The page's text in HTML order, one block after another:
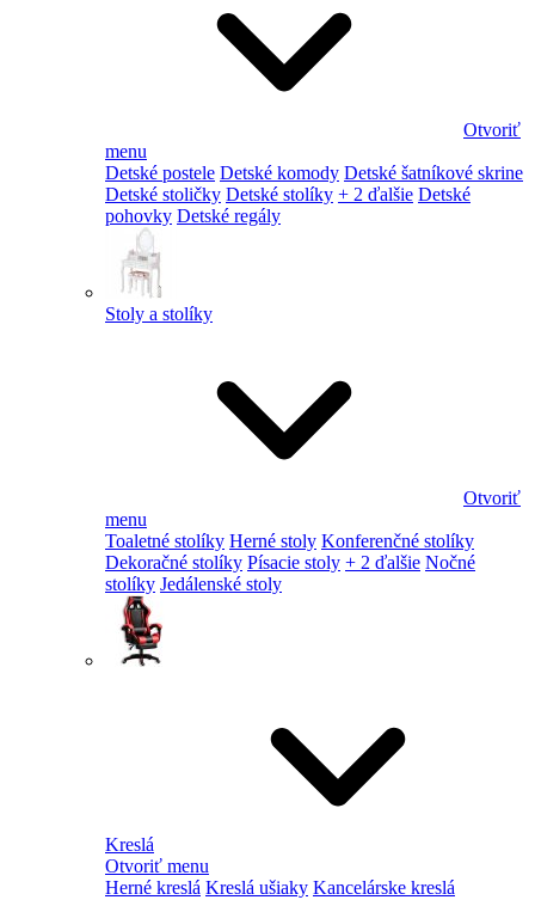
Otvoriť
menu
Detské postele Detské komody Detské šatníkové skrine
Detské stoličky Detské stolíky + 2 ďalšie Detské
pohovky Detské regály
Stoly a stolíky
Otvoriť
menu
Toaletné stolíky Herné stoly Konferenčné stolíky
Dekoračné stolíky Písacie stoly + 2 ďalšie Nočné
stolíky Jedálenské stoly
Kreslá
Otvoriť menu
Herné kreslá Kreslá ušiaky Kancelárske kreslá